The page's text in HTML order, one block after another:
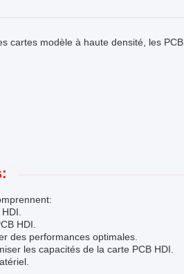
cartes modèle à haute densité, les PCB
HDI.
des performances optimales.
les capacités de la carte PCB HDI.